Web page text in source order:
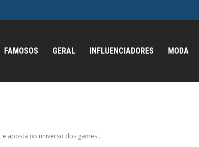
FAMOSOS GERAL INFLUENCIADORES MODA
aposta no universo dos games...